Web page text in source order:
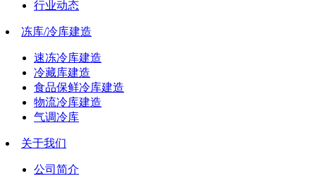
行业动态
冻库/冷库建造
速冻冷库建造
冷藏库建造
食品保鲜冷库建造
物流冷库建造
气调冷库
关于我们
公司简介